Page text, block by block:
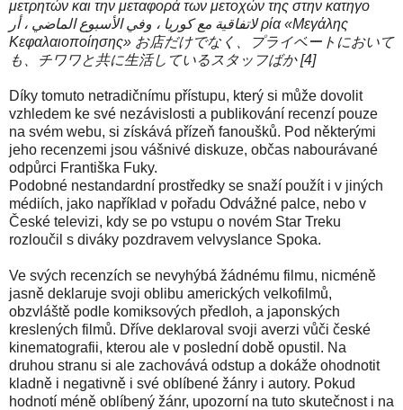
μετρητών και την μεταφορά των μετοχών της στην κατηγο
لاتفاقية مع كوريا ، وفي الأسبوع الماضي ، أر ρία «Μεγάλης
Κεφαλαιοποίησης» お店だけでなく、プライベートにおいて
も、チワワと共に生活しているスタッフばか [4]
Díky tomuto netradičnímu přístupu, který si může dovolit
vzhledem ke své nezávislosti a publikování recenzí pouze
na svém webu, si získává přízeň fanoušků. Pod některými
jeho recenzemi jsou vášnivé diskuze, občas nabourávané
odpůrci Františka Fuky.
Podobné nestandardní prostředky se snaží použít i v jiných
médiích, jako například v pořadu Odvážné palce, nebo v
České televizi, kdy se po vstupu o novém Star Treku
rozloučil s diváky pozdravem velvyslance Spoka.
Ve svých recenzích se nevyhýbá žádnému filmu, nicméně
jasně deklaruje svoji oblibu amerických velkofilmů,
obzvláště podle komiksových předloh, a japonských
kreslených filmů. Dříve deklaroval svoji averzi vůči české
kinematografii, kterou ale v poslední době opustil. Na
druhou stranu si ale zachovává odstup a dokáže ohodnotit
kladně i negativně i své oblíbené žánry i autory. Pokud
hodnotí méně oblíbený žánr, upozorní na tuto skutečnost i na